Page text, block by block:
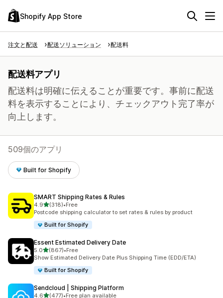
Shopify App Store
注文と配送 配送ソリューション 配送料
配送料アプリ
配送料は明確に伝えることが重要です。事前に配送
料を表示することにより、チェックアウト完了率が
向上します。
509個のアプリ
Built for Shopify
SMART Shipping Rates & Rules
4.95つ星中
(318)
合計レビュー数：318件
•Free
Postcode shipping calculator to set rates & rules by product
Built for Shopify
Essent Estimated Delivery Date
5.05つ星中
(867)
合計レビュー数：867件
•Free
Show Estimated Delivery Date Plus Shipping Time (EDD/ETA)
Built for Shopify
Sendcloud | Shipping Platform
4.65つ星中
(477)•Free plan available